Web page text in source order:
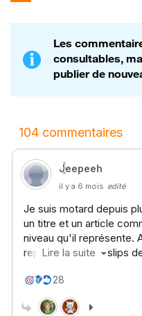
Les
consultables,
publier de